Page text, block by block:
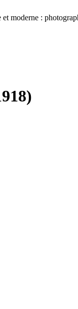
moderne :